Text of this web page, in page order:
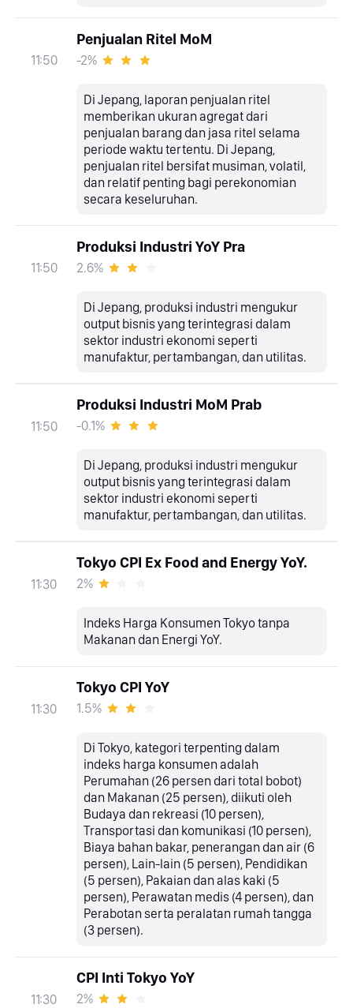
11:50
Penjualan Ritel MoM
-2%
Di Jepang, laporan penjualan ritel
memberikan ukuran agregat dari
penjualan barang dan jasa ritel selama
periode waktu tertentu. Di Jepang,
penjualan ritel bersifat musiman, volatil,
dan relatif penting bagi perekonomian
secara keseluruhan.
11:50
Produksi Industri YoY Pra
2.6%
Di Jepang, produksi industri mengukur
output bisnis yang terintegrasi dalam
sektor industri ekonomi seperti
manufaktur, pertambangan, dan utilitas.
11:50
Produksi Industri MoM Prab
-0.1%
Di Jepang, produksi industri mengukur
output bisnis yang terintegrasi dalam
sektor industri ekonomi seperti
manufaktur, pertambangan, dan utilitas.
11:30
Tokyo CPI Ex Food and Energy YoY.
2%
Indeks Harga Konsumen Tokyo tanpa
Makanan dan Energi YoY.
11:30
Tokyo CPI YoY
1.5%
Di Tokyo, kategori terpenting dalam
indeks harga konsumen adalah
Perumahan (26 persen dari total bobot)
dan Makanan (25 persen), diikuti oleh
Budaya dan rekreasi (10 persen),
Transportasi dan komunikasi (10 persen),
Biaya bahan bakar, penerangan dan air (6
persen), Lain-lain (5 persen), Pendidikan
(5 persen), Pakaian dan alas kaki (5
persen), Perawatan medis (4 persen), dan
Perabotan serta peralatan rumah tangga
(3 persen).
11:30
CPI Inti Tokyo YoY
2%